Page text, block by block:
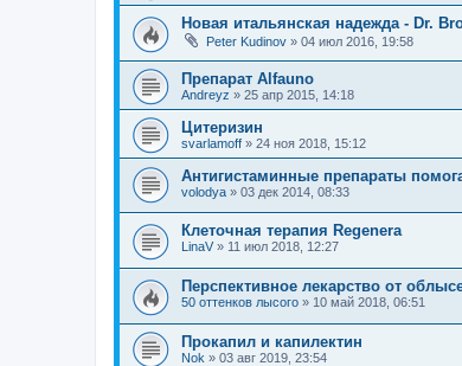
Новая итальянская надежда - Dr.
Peter Kudinov » 04 июл 2016, 19:58
Препарат Alfauno
Andreyz » 25 апр 2015, 14:18
Цитеризин
svarlamoff » 24 ноя 2018, 15:12
Антигистаминные препараты
volodya » 03 дек 2014, 08:33
Клеточная терапия Regenera
LinaV » 11 июл 2018, 12:27
Перспективное лекарство от
50 оттенков лысого » 10 май 2018, 06:51
Прокапил и капилектин
Nok » 03 авг 2019, 23:54